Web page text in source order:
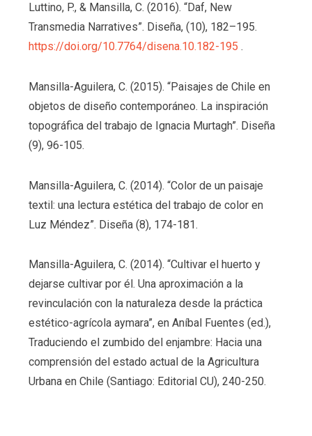
Luttino, P., & Mansilla, C. (2016). “Daf, New
Transmedia Narratives”. Diseña, (10), 182–195.
https://doi.org/10.7764/disena.10.182-195 .
Mansilla-Aguilera, C. (2015). “Paisajes de Chile en
objetos de diseño contemporáneo. La inspiración
topográfica del trabajo de Ignacia Murtagh”. Diseña
(9), 96-105.
Mansilla-Aguilera, C. (2014). “Color de un paisaje
textil: una lectura estética del trabajo de color en
Luz Méndez”. Diseña (8), 174-181.
Mansilla-Aguilera, C. (2014). “Cultivar el huerto y
dejarse cultivar por él. Una aproximación a la
revinculación con la naturaleza desde la práctica
estético-agrícola aymara”, en Aníbal Fuentes (ed.),
Traduciendo el zumbido del enjambre: Hacia una
comprensión del estado actual de la Agricultura
Urbana en Chile (Santiago: Editorial CU), 240-250.